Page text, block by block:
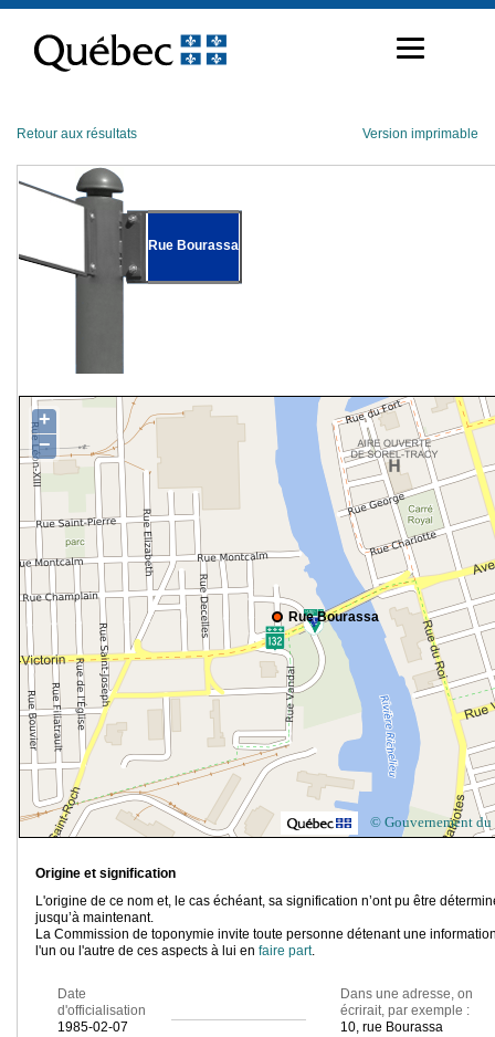
contenu
Retour aux résultats Version imprimable
Rue Bourassa
Rue Bourassa
+
−
© Gouvernement du
Origine et signification
L'origine de ce nom et, le cas échéant, sa signification n’ont pu être
jusqu’à maintenant.
La Commission de toponymie invite toute personne détenant une
l'un ou l'autre de ces aspects à lui en faire part.
Date
d'officialisation
1985-02-07
Dans une adresse, on
écrirait, par exemple :
10, rue Bourassa